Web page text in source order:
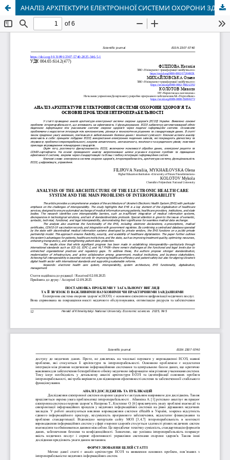
АНАЛІЗ АРХІТЕКТУРИ ЕЛЕКТРОННОЇ СИСТЕМИ ОХОРОНИ ЗДОРОВ’Я ТА ОСНОВНІ ПРОБЛЕМИ ІНТЕРОПЕРАБЕЛЬНОСТІ